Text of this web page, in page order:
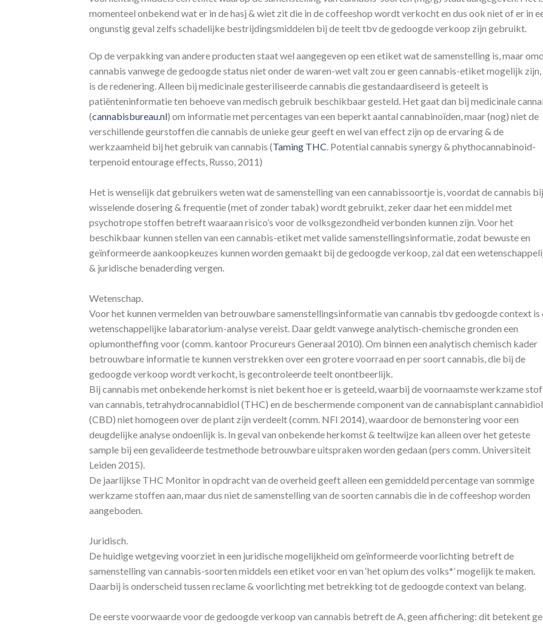
momenteel onbekend wat er in de hasj & wiet zit die in de coffeeshop wordt verkocht en dus ook niet of er in
ongunstig geval zelfs schadelijke bestrijdingsmiddelen bij de teelt tbv de gedoogde verkoop zijn gebruikt.
Op de verpakking van andere producten staat wel aangegeven op een etiket wat de samenstelling is, maar
cannabis vanwege de gedoogde status niet onder de waren-wet valt zou er geen cannabis-etiket mogelijk zijn,
is de redenering. Alleen bij medicinale gesteriliseerde cannabis die gestandaardiseerd is geteelt is
patiënteninformatie ten behoeve van medisch gebruik beschikbaar gesteld. Het gaat dan bij medicinale
(cannabisbureau.nl) om informatie met percentages van een beperkt aantal cannabinoïden, maar (nog) niet de
verschillende geurstoffen die cannabis de unieke geur geeft en wel van effect zijn op de ervaring & de
werkzaamheid bij het gebruik van cannabis (Taming THC. Potential cannabis synergy & phythocannabinoid-
terpenoid entourage effects, Russo, 2011)
Het is wenselijk dat gebruikers weten wat de samenstelling van een cannabissoortje is, voordat de cannabis bij
wisselende dosering & frequentie (met of zonder tabak) wordt gebruikt, zeker daar het een middel met
psychotrope stoffen betreft waaraan risico’s voor de volksgezondheid verbonden kunnen zijn. Voor het
beschikbaar kunnen stellen van een cannabis-etiket met valide samenstellingsinformatie, zodat bewuste en
geïnformeerde aankoopkeuzes kunnen worden gemaakt bij de gedoogde verkoop, zal dat een
& juridische benaderding vergen.
Wetenschap.
Voor het kunnen vermelden van betrouwbare samenstellingsinformatie van cannabis tbv gedoogde context is
wetenschappelijke labaratorium-analyse vereist. Daar geldt vanwege analytisch-chemische gronden een
opiumontheffing voor (comm. kantoor Procureurs Generaal 2010). Om binnen een analytisch chemisch kader
betrouwbare informatie te kunnen verstrekken over een grotere voorraad en per soort cannabis, die bij de
gedoogde verkoop wordt verkocht, is gecontroleerde teelt onontbeerlijk.
Bij cannabis met onbekende herkomst is niet bekent hoe er is geteeld, waarbij de voornaamste werkzame
van cannabis, tetrahydrocannabidiol (THC) en de beschermende component van de cannabisplant cannabidiol
(CBD) niet homogeen over de plant zijn verdeelt (comm. NFI 2014), waardoor de bemonstering voor een
deugdelijke analyse ondoenlijk is. In geval van onbekende herkomst & teeltwijze kan alleen over het geteste
sample bij een gevalideerde testmethode betrouwbare uitspraken worden gedaan (pers comm. Universiteit
Leiden 2015).
De jaarlijkse THC Monitor in opdracht van de overheid geeft alleen een gemiddeld percentage van sommige
werkzame stoffen aan, maar dus niet de samenstelling van de soorten cannabis die in de coffeeshop worden
aangeboden.
Juridisch.
De huidige wetgeving voorziet in een juridische mogelijkheid om geïnformeerde voorlichting betreft de
samenstelling van cannabis-soorten middels een etiket voor en van ‘het opium des volks*’ mogelijk te maken.
Daarbij is onderscheid tussen reclame & voorlichting met betrekking tot de gedoogde context van belang.
De eerste voorwaarde voor de gedoogde verkoop van cannabis betreft de A, geen affichering: dit betekent